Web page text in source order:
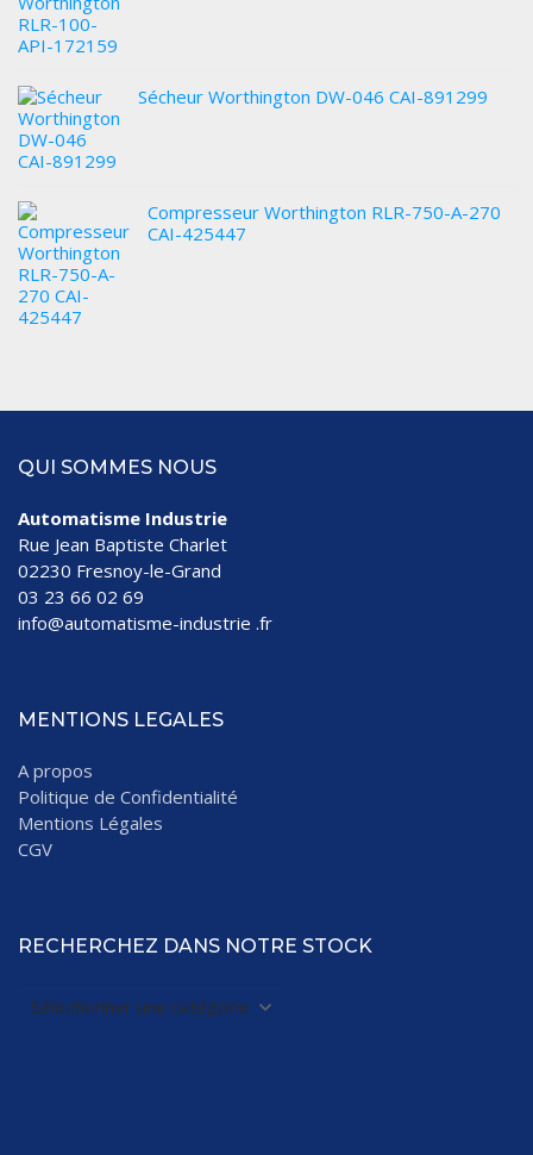
Sécheur Worthington DW-046 CAI-891299
Compresseur Worthington RLR-750-A-270
CAI-425447
QUI SOMMES NOUS
Automatisme Industrie
Rue Jean Baptiste Charlet
02230 Fresnoy-le-Grand
03 23 66 02 69
info@automatisme-industrie .fr
MENTIONS LEGALES
A propos
Politique de Confidentialité
Mentions Légales
CGV
RECHERCHEZ DANS NOTRE STOCK